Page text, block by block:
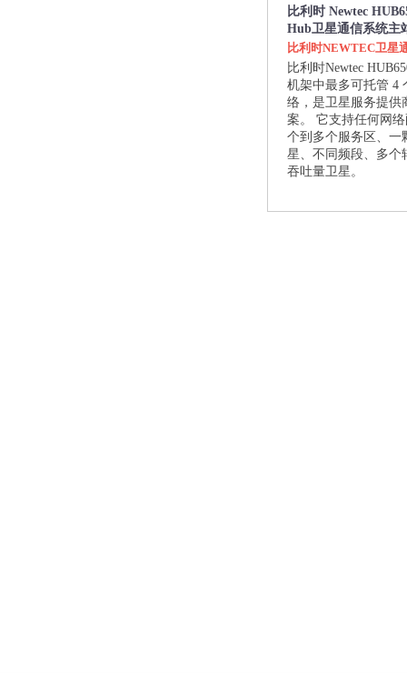
比利时 Newtec
Hub卫星通信系统主
比利时NEWTEC卫星
比利时Newtec
机架中最多可托管 4
络，是卫星服务提供
案。 它支持任何网
个到多个服务区、一
星、不同频段、多个
吞吐量卫星。